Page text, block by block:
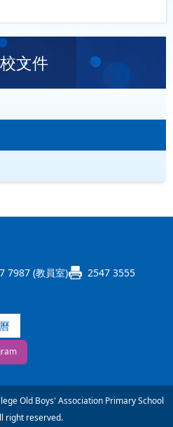
文件
7987 (教員室)
2547 3555
Old Boys' Association Primary School
right reserved.